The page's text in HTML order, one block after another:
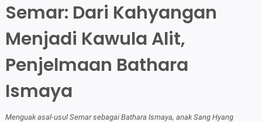
Semar: Dari Kahyangan
Menjadi Kawula Alit,
Penjelmaan Bathara
Ismaya
Menguak asal-usul Semar sebagai Bathara Ismaya, anak Sang Hyang